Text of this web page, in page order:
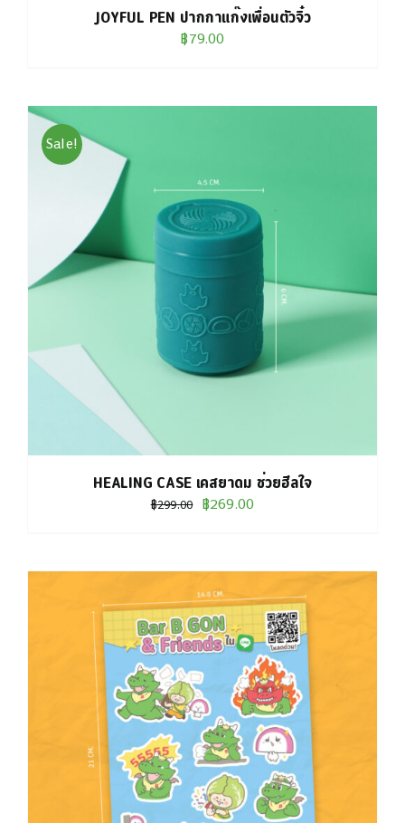
JOYFUL PEN ปากกาแก๊งเพื่อนตัวจิ๋ว
฿79.00
Sale!
HEALING CASE เคสยาดม ช่วยฮีลใจ
฿299.00 Original
฿299.00.
฿269.00Current
฿269.00.